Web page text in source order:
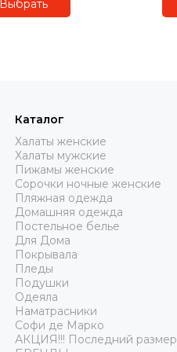
Выбрать
Каталог
Халаты женские
Халаты мужские
Пижамы женские
Сорочки ночные женские
Пляжная одежда
Домашняя одежда
Постельное белье
Для Дома
Покрывала
Пледы
Подушки
Одеяла
Наматрасники
Софи де Марко
АКЦИЯ!!! Последний размер